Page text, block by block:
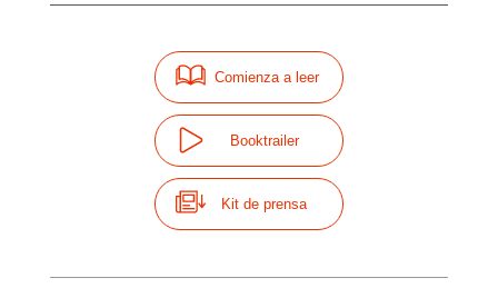
Comienza a leer
Booktrailer
Kit de prensa